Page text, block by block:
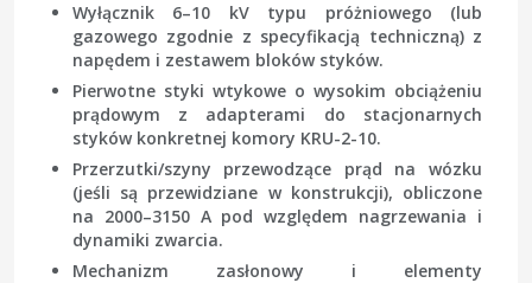
Wyłącznik 6–10 kVtypu próżniowego (lub
gazowego zgodnie z specyfikacją techniczną) z
napędem i zestawem bloków styków.
Pierwotne styki wtykoweo wysokim obciążeniu
prądowym z adapterami do stacjonarnych
styków konkretnej komory KRU-2-10.
Przerzutki/szyny przewodzące prąd na wózku
(jeśli są przewidziane w konstrukcji), obliczone
na 2000–3150 A pod względem nagrzewania i
dynamiki zwarcia.
Mechanizm zasłonowy i elementy